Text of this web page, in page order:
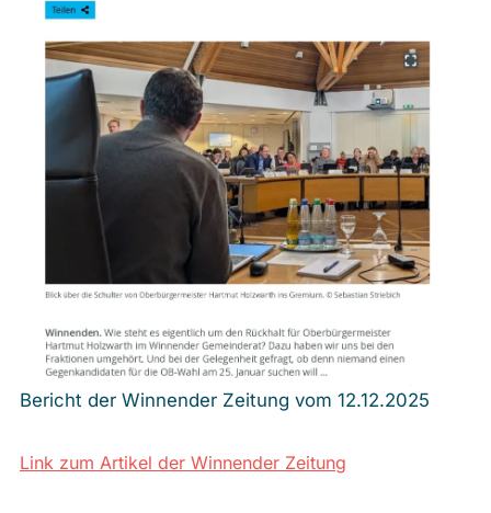
Bericht der Winnender Zeitung vom 12.12.2025
Link zum Artikel der Winnender Zeitung